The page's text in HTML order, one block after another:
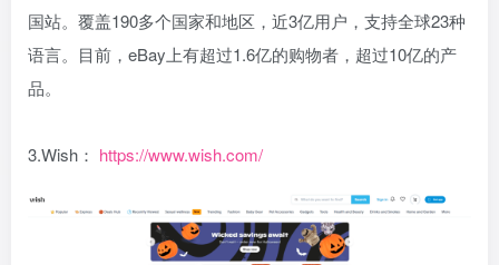
国站。覆盖190多个国家和地区，近3亿用户，支持全球23种
语言。目前，eBay上有超过1.6亿的购物者，超过10亿的产
品。
3.Wish： https://www.wish.com/